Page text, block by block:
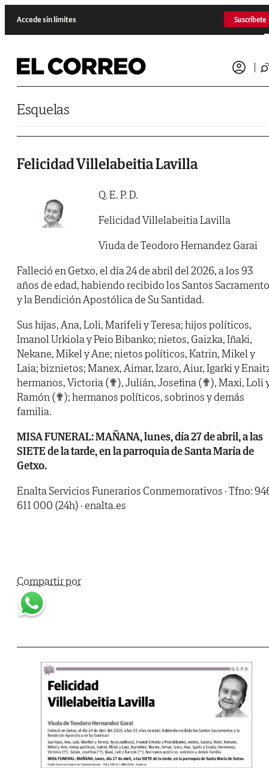
Accede sin límites Suscríbete
Esquelas
Felicidad Villelabeitia Lavilla
Q. E. P. D.
Felicidad Villelabeitia Lavilla
Viuda de Teodoro Hernandez Garai
Falleció en Getxo, el día 24 de abril del 2026, a los 93
años de edad, habiendo recibido los Santos
y la Bendición Apostólica de Su Santidad.
Sus hijas, Ana, Loli, Marifeli y Teresa; hijos políticos,
Imanol Urkiola y Peio Bibanko; nietos, Gaizka, Iñaki,
Nekane, Mikel y Ane; nietos políticos, Katrin, Mikel y
Laia; biznietos; Manex, Aimar, Izaro, Aiur, Igarki y
hermanos, Victoria (✟), Julián, Josefina (✟), Maxi, Loli
Ramón (✟); hermanos políticos, sobrinos y demás
familia.
MISA FUNERAL: MAÑANA, lunes, día 27 de abril, a las
SIETE de la tarde, en la parroquia de Santa María de
Getxo.
Enalta Servicios Funerarios Conmemorativos · Tfno:
611 000 (24h) · enalta.es
Compartir por